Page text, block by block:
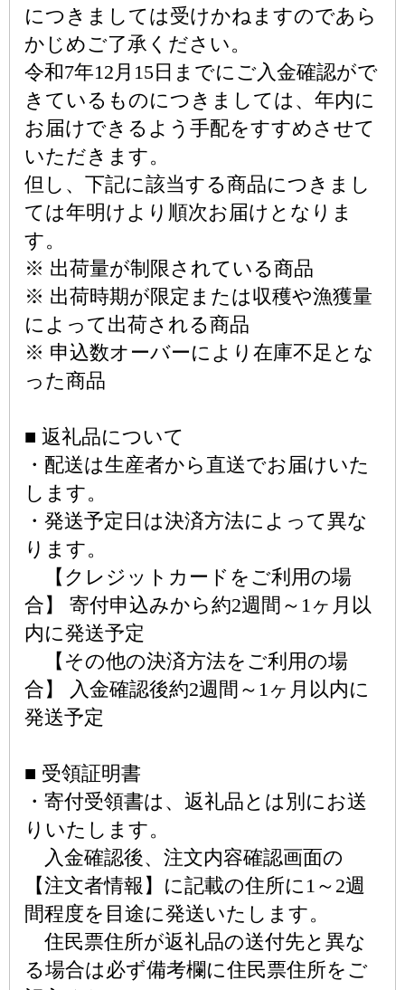
につきましては受けかねますのであら
かじめご了承ください。
令和7年12月15日までにご入金確認がで
きているものにつきましては、年内に
お届けできるよう手配をすすめさせて
いただきます。
但し、下記に該当する商品につきまし
ては年明けより順次お届けとなりま
す。
※ 出荷量が制限されている商品
※ 出荷時期が限定または収穫や漁獲量
によって出荷される商品
※ 申込数オーバーにより在庫不足とな
った商品
■ 返礼品について
・配送は生産者から直送でお届けいた
します。
・発送予定日は決済方法によって異な
ります。
【クレジットカードをご利用の場
合】 寄付申込みから約2週間～1ヶ月以
内に発送予定
【その他の決済方法をご利用の場
合】 入金確認後約2週間～1ヶ月以内に
発送予定
■ 受領証明書
・寄付受領書は、返礼品とは別にお送
りいたします。
入金確認後、注文内容確認画面の
【注文者情報】に記載の住所に1～2週
間程度を目途に発送いたします。
住民票住所が返礼品の送付先と異な
る場合は必ず備考欄に住民票住所をご